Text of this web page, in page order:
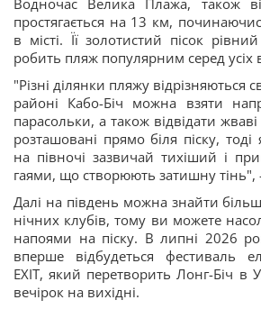
Водночас Велика Плажа, також
простягається на 13 км,
в місті. Її золотистий пісок
робить пляж популярним серед усіх
"Різні ділянки пляжу
районі Кабо-Біч можна взяти
парасольки, а також відвідати
розташовані прямо біля піску,
на півночі зазвичай тихіший і
гаями, що створюють затишну тінь",
Далі на південь можна знайти
нічних клубів, тому ви можете
напоями на піску. В липні 2026
вперше відбудеться фестиваль
EXIT, який перетворить Лонг-Біч в
вечірок на вихідні.